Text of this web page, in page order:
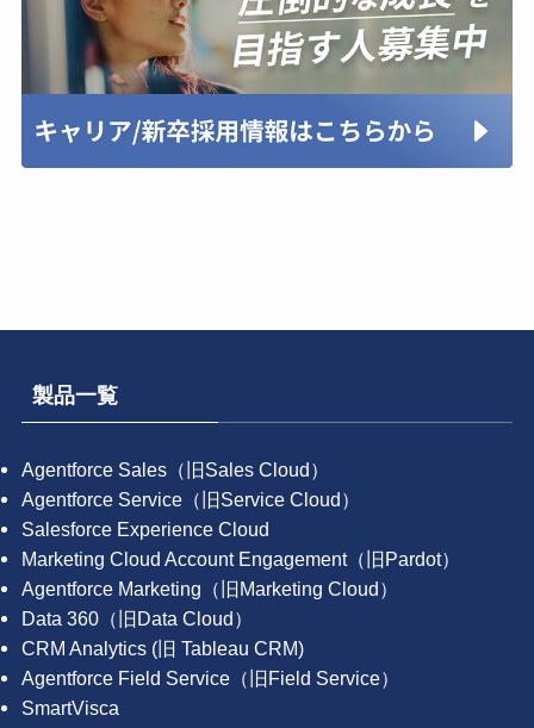
製品一覧
Agentforce Sales（旧Sales Cloud）
Agentforce Service（旧Service Cloud）
Salesforce Experience Cloud
Marketing Cloud Account Engagement（旧Pardot）
Agentforce Marketing（旧Marketing Cloud）
Data 360（旧Data Cloud）
CRM Analytics (旧 Tableau CRM)
Agentforce Field Service（旧Field Service）
SmartVisca